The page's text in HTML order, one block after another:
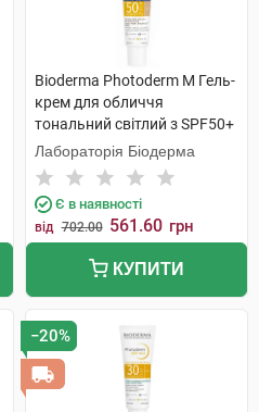
Bioderma Photoderm M Гель-
крем для обличчя
тональний світлий з SPF50+
40 мл 1 туба
Лабораторія Біодерма
Є в наявності
від 702.00 561.60 грн
КУПИТИ
−20%